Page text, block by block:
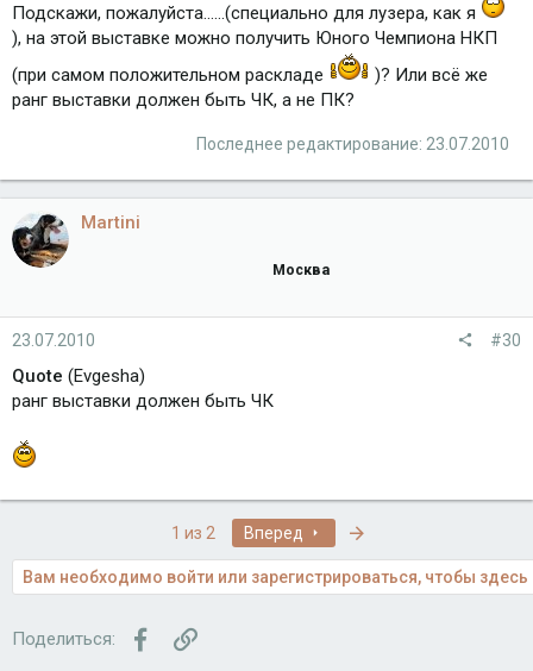
Подскажи, пожалуйста......(специально для лузера, как я
), на этой выставке можно получить Юного Чемпиона НКП
(при самом положительном раскладе
)? Или всё же
ранг выставки должен быть ЧК, а не ПК?
Последнее редактирование: 23.07.2010
Martini
Москва
23.07.2010 #30
Quote (Evgesha)
ранг выставки должен быть ЧК
1 из 2 Вперед
Вам необходимо войти или зарегистрироваться, чтобы здесь
Поделиться: FacebookСсылка